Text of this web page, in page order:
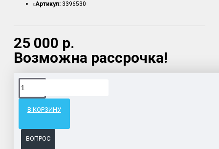
25 000 р.
Возможна рассрочка!
Артикул: 3396530
В КОРЗИНУ
ВОПРОС
Доставка товара по всему Таможенному союзу.